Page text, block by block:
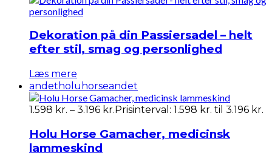
Dekoration på din Passiersadel – helt
efter stil, smag og personlighed
Læs mere
andet holuhorseandet
1.598 kr. – 3.196 kr.Prisinterval: 1.598 kr. til 3.196 kr.
Holu Horse Gamacher, medicinsk
lammeskind